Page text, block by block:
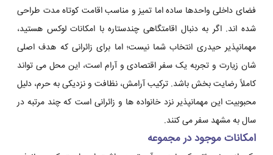
فضای داخلی واحدها ساده اما تمیز و مناسب اقامت کوتاه مدت طراحی
شده اند. اگر به دنبال اقامتگاهی چندستاره با امکانات لوکس هستید،
مهمانپذیر حیدری انتخاب شما نیست؛ اما برای زائرانی که هدف اصلی
شان زیارت و تجربه یک سفر اقتصادی و آرام است، این محل می تواند
کاملاً رضایت بخش باشد. ترکیب آرامش، نظافت و نزدیکی به حرم، دلیل
محبوبیت این مهمانپذیر نزد خانواده ها و زائرانی است که چند مرتبه در
سال به مشهد سفر می کنند.
امکانات موجود در مجموعه